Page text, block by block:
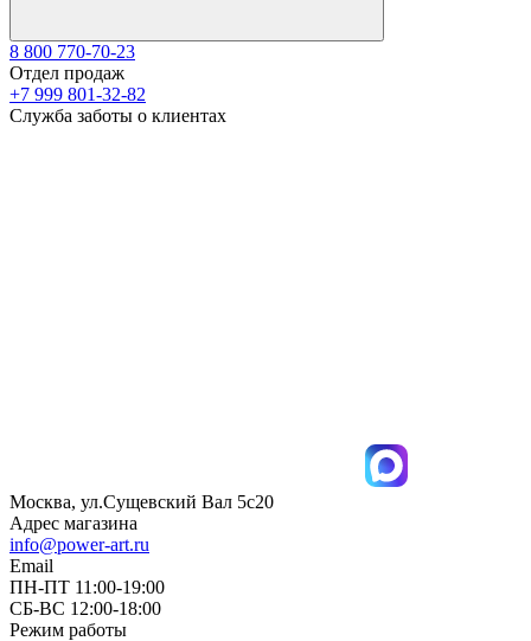
8 800 770-70-23
Отдел продаж
+7 999 801-32-82
Служба заботы о клиентах
Москва, ул.Сущевский Вал 5с20
Адрес магазина
info@power-art.ru
Email
ПН-ПТ 11:00-19:00
СБ-ВС 12:00-18:00
Режим работы